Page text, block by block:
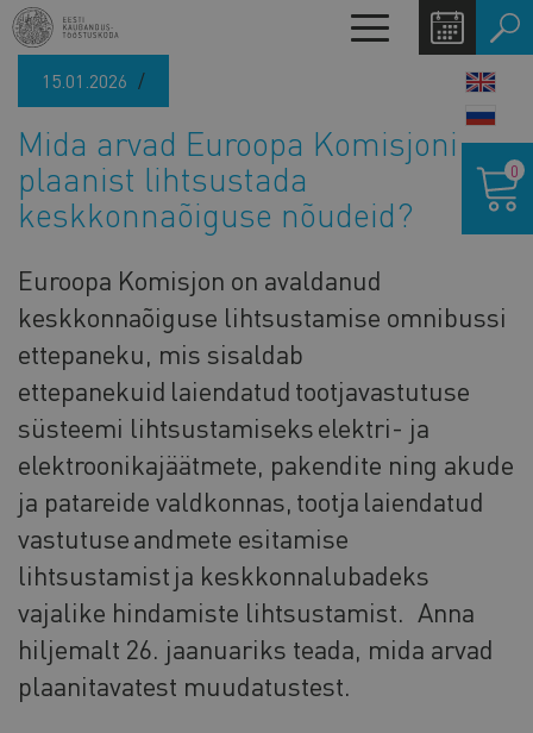
Liigu
edasi
põhisisu
Toggle
navigation
15.01.2026
Mida arvad Euroopa Komisjoni
plaanist lihtsustada
keskkonnaõiguse nõudeid?
Euroopa Komisjon on avaldanud
keskkonnaõiguse lihtsustamise omnibussi
ettepaneku, mis sisaldab
ettepanekuid laiendatud tootjavastutuse
süsteemi lihtsustamiseks elektri- ja
elektroonikajäätmete, pakendite ning akude
ja patareide valdkonnas, tootja laiendatud
vastutuse andmete esitamise
lihtsustamist ja keskkonnalubadeks
vajalike hindamiste lihtsustamist. Anna
hiljemalt 26. jaanuariks teada, mida arvad
plaanitavatest muudatustest.
0